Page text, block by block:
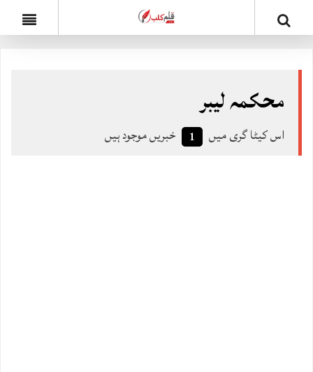
محکمہ لیبر
اس کیٹا گری میں 1 خبریں موجود ہیں